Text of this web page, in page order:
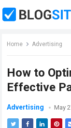
Home Advertising
How to
Effective
Advertising May